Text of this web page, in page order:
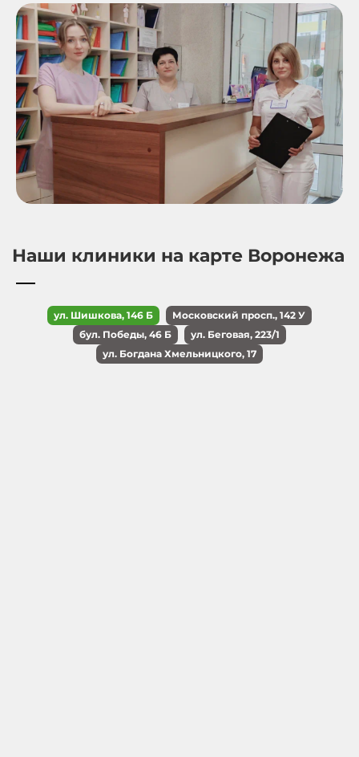
Наши клиники на карте Воронежа
ул. Шишкова, 146 Б
Московский просп., 142 У
бул. Победы, 46 Б
ул. Беговая, 223/1
ул. Богдана Хмельницкого, 17